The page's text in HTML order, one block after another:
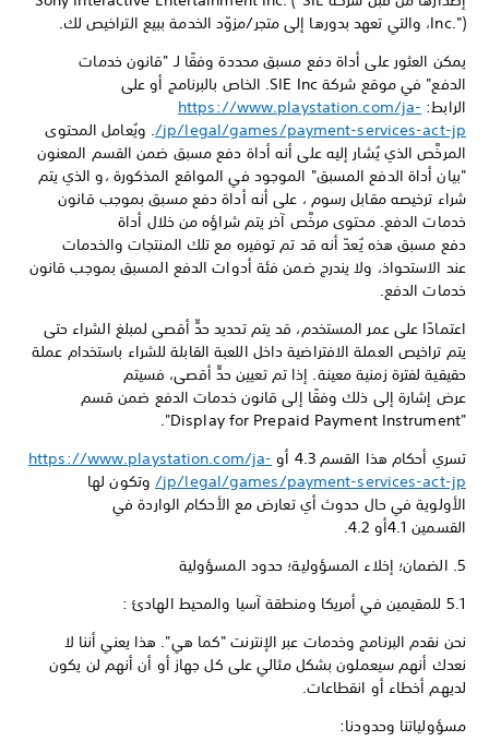
Inc.")، والتي تعهد بدورها إلى متجر/مزوّد الخدمة ببيع التراخيص لك.
يمكن العثور على أداة دفع مسبق محددة وفقًا لـ "قانون خدمات
الدفع" في موقع شركة SIE Inc. الخاص بالبرنامج أو على
الرابط: https://www.playstation.com/ja-
jp/legal/games/payment-services-act-jp/ . ويُعامل المحتوى
المرخَّص الذي يُشار إليه على أنه أداة دفع مسبق ضمن القسم المعنون
"بيان أداة الدفع المسبق" الموجود في المواقع المذكورة ،و الذي يتم
شراء ترخيصه مقابل رسوم ، على أنه أداة دفع مسبق بموجب قانون
خدمات الدفع. محتوى مرخَّص آخر يتم شراؤه من خلال أداة
دفع مسبق هذه يُعدّ أنه قد تم توفيره مع تلك المنتجات والخدمات
عند الاستحواذ، ولا يندرج ضمن فئة أدوات الدفع المسبق بموجب قانون
خدمات الدفع.
اعتمادًا على عمر المستخدم، قد يتم تحديد حدٍّ أقصى لمبلغ الشراء حتى
يتم تراخيص العملة الافتراضية داخل اللعبة القابلة للشراء باستخدام عملة
حقيقية لفترة زمنية معينة. إذا تم تعيين حدٍّ أقصى، فسيتم
عرض إشارة إلى ذلك وفقًا إلى قانون خدمات الدفع ضمن قسم
"Display for Prepaid Payment Instrument".
تسري أحكام هذا القسم 4.3 أو
https://www.playstation.com/ja-
jp/legal/games/payment-services-act-jp/ وتكون لها
الأولوية في حال حدوث أي تعارض مع الأحكام الواردة في
القسمين 4.1أو 4.2.
5. الضمان؛ إخلاء المسؤولية؛ حدود المسؤولية
5.1 للمقيمين في أمريكا ومنطقة آسيا والمحيط الهادئ :
نحن نقدم البرنامج وخدمات عبر الإنترنت "كما هي". هذا يعني أننا لا
نعدك أنهم سيعملون بشكل مثالي على كل جهاز أو أن أنهم لن يكون
لديهم أخطاء أو انقطاعات.
مسؤولياتنا وحدودنا: